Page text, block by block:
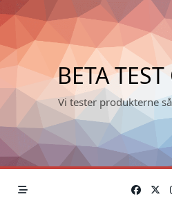
Skip
to
content
BETA
Vi tester produkterne